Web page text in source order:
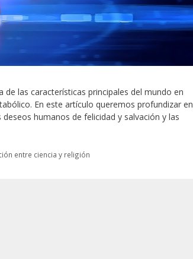
las características principales del mundo en
En este artículo queremos profundizar en
humanos de felicidad y salvación y las
entre ciencia y religión